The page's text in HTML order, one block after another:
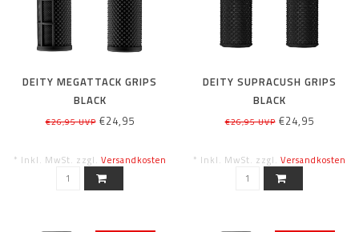
DEITY MEGATTACK GRIPS
BLACK
€26,95 UVP€24,95
* Inkl. MwSt. zzgl. Versandkosten
DEITY SUPRACUSH GRIPS
BLACK
€26,95 UVP€24,95
* Inkl. MwSt. zzgl. Versandkosten